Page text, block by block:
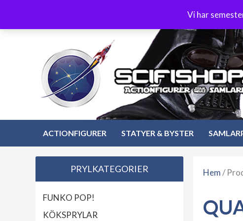
Vi har
innehåll
Öppet köp 30 dagar
ACTIONFIGURER STATYER & BYSTER
Hem/
PRYLKATEGORIER
FUNKO POP!
KÖKSPRYLAR